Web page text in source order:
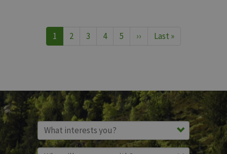
Pagination
Current
page
1 Page
2 Page
3 Page
4 Page
5
Next
››
Last
Last »